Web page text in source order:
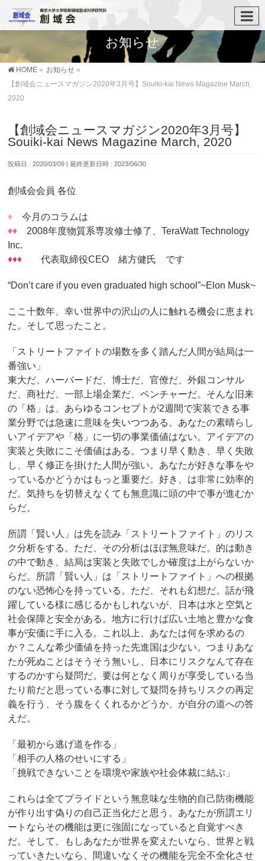
お知らせ
HOME » お知らせ »
【創域会ニュースマガジン2020年3月号】Souiki-kai News Magazine March,
2020
【創域会ニュースマガジン2020年3月号】
Souiki-kai News Magazine March, 2020
投稿日 : 2020/03/09 最終更新日時 : 2023/06/30
創域会会員 各位
♦ 今月のコラムは
♦♦ 2008年度物質系専攻修士修了、TeraWatt Technology
Inc.
♦♦♦ 代表取締役CEO 緒方健氏 です
“Don’t care if you even graduated high school”~Elon Musk~
ここ十数年、幸い世界中の沢山の人に触れる機会に恵まれ
た。そして思ったこと。
「ストリートファイトの場数を多く踏んだ人間が結局は一
番強い」
東大だ、ハーバードだ、博士だ、官僚だ、外銀コンサル
だ、商社だ、一部上場企業だ、ベンチャーだ。そんな旧来
の「格」は、あらゆるコンセプトが2週間で実装できる事
業分野では急速に意味を失いつつある。あなたの素晴らし
いアイデアや「格」に一切の事業価値はない。アイデアの
実装と失敗にこそ価値はある。つまり早く動き、早く失敗
し、早く修正を掛けた人間が強い。あなたが好きな事をや
っているかどうかはもっと重要だ。好き、は非常に効率的
だ。気持ちを切替えなくても無意識に頭の中で事が進むか
らだ。
所謂「賢い人」は先を読み「ストリートファイト」のリス
ク分析をする。ただ、その分析はほぼ無意味だ。的は動き
の中で動き、結局は実装と失敗でしか確度は上がらないか
らだ。所謂「賢い人」は「ストリートファイト」への根拠
のない恐怖心を持っている。ただ、それも幻想だ。話が飛
躍している様に感じるかもしれないが、日本は水と空気と
社会保障と安全がある。地方に行けば広い土地と豊かな食
事が安価に手に入る。これ以上、あなたは何を求めるの
か？こんな希少価値を持った先進国は少ない。つまりあな
たが死ぬことはそうそう無いし、日本にリスクなんて存在
するのかすら疑問だ。要は何となく周りが享受している当
たり前だと思っている事に対して疑問を持ちリスクの再定
義を行う、そう腹をくくれるかどうか、が自分の道への答
えだ。
「最初から逃げ道を作る」
「相手の人格のせいにする」
「挑戦できないことを環境や家族や社会体裁に結ぶ」
これらは全てプライドという無意味な生物的自己防衛機能
が作り出す偽りの自己正当化だと思う。あなたが所謂エリ
ートならその機能は更に強固になっていると自覚すべき
だ。そして、もしあなたが世界を変えたいなら、世界と戦
っていきたいなら、間違いなくその機能を完全不全化させ